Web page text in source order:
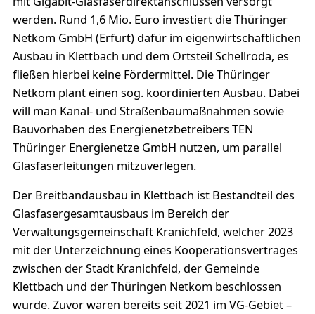
werden. Rund 1,6 Mio. Euro investiert die Thüringer
Netkom GmbH (Erfurt) dafür im eigenwirtschaftlichen
Ausbau in Klettbach und dem Ortsteil Schellroda, es
fließen hierbei keine Fördermittel. Die Thüringer
Netkom plant einen sog. koordinierten Ausbau. Dabei
will man Kanal- und Straßenbaumaßnahmen sowie
Bauvorhaben des Energienetzbetreibers TEN
Thüringer Energienetze GmbH nutzen, um parallel
Glasfaserleitungen mitzuverlegen.
Der Breitbandausbau in Klettbach ist Bestandteil des
Glasfasergesamtausbaus im Bereich der
Verwaltungsgemeinschaft Kranichfeld, welcher 2023
mit der Unterzeichnung eines Kooperationsvertrages
zwischen der Stadt Kranichfeld, der Gemeinde
Klettbach und der Thüringen Netkom beschlossen
wurde. Zuvor waren bereits seit 2021 im VG-Gebiet –